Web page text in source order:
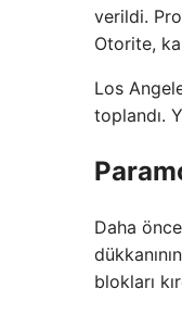
verildi.
Otorite,
Los
toplandı.
Daha
blokları